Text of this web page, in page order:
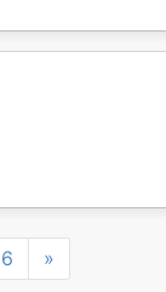
6 »